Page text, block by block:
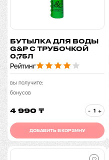
БУТЫЛКА ДЛЯ ВОДЫ
G&P С ТРУБОЧКОЙ
0,75Л
Рейтинг
вы получите:
бонусов
4 990 ₸ - +
ДОБАВИТЬ В КОРЗИНУ